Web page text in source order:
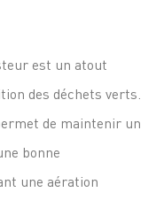
est un atout
des déchets verts.
de maintenir un
bonne
une aération